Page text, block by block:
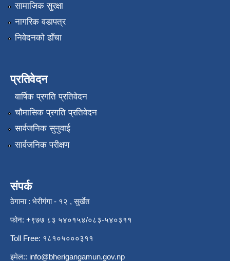
सामाजिक सुरक्षा
नागरिक वडापत्र
निवेदनको ढाँचा
प्रतिवेदन
वार्षिक प्रगति प्रतिवेदन
चौमासिक प्रगति प्रतिवेदन
सार्वजनिक सुनुवाई
सार्वजनिक परीक्षण
संपर्क
ठेगाना : भेरीगंगा - १२ , सुर्खेत
फोन: +९७७ ८३ ५४०१५४/०८३-५४०३११
Toll Free: १८१०५०००३११
इमेल:: info@bherigangamun.gov.np